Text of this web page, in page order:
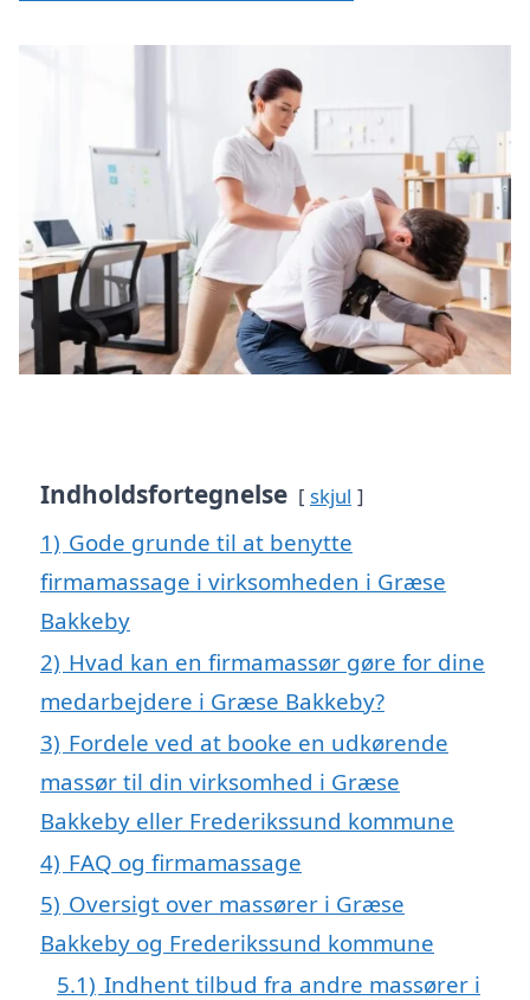
Indholdsfortegnelse skjul
1) Gode grunde til at benytte
firmamassage i virksomheden i Græse
Bakkeby
2) Hvad kan en firmamassør gøre for dine
medarbejdere i Græse Bakkeby?
3) Fordele ved at booke en udkørende
massør til din virksomhed i Græse
Bakkeby eller Frederikssund kommune
4) FAQ og firmamassage
5) Oversigt over massører i Græse
Bakkeby og Frederikssund kommune
5.1) Indhent tilbud fra andre massører i